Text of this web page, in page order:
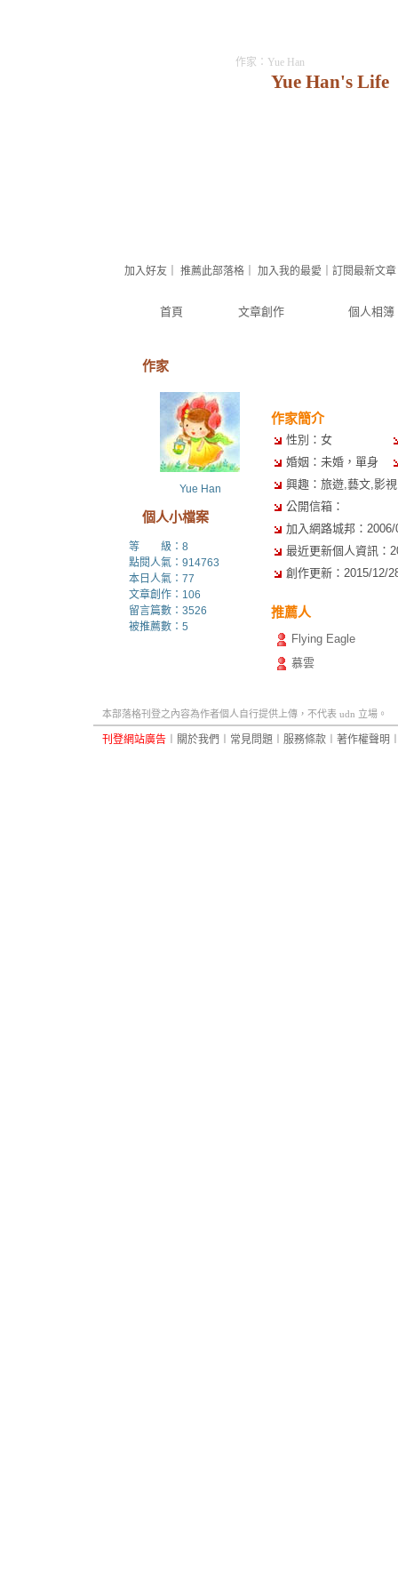
Yue Han's Life
首頁 文章創作 個人相簿
加入好友 推薦此部落格 加入我的最愛 訂閱最新文章
作家：Yue Han
作家
Yue Han
個人小檔案
等 級：8
點閱人氣：914763
本日人氣：77
文章創作：106
留言篇數：3526
被推薦數： 5
作家簡介
性別：女
婚姻：未婚，單身
興趣：旅遊,藝文,影
公開信箱：
加入網路城邦：
最近更新個人資訊：
創作更新：2015/12/
推薦人
Flying Eagle
慕雲
本部落格刊登之內容為作者個人自行提供上傳，不代表 udn 立場。
刊登網站廣告 關於我們 常見問題 服務條款 著作權聲明